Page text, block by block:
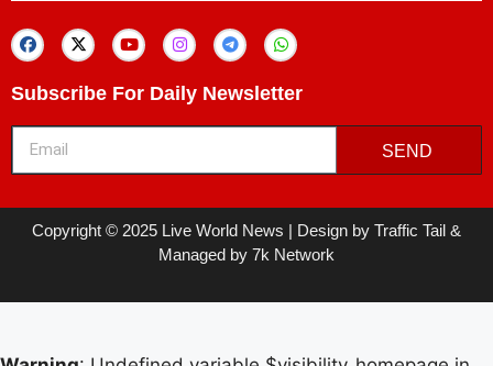
Subscribe For Daily Newsletter
SEND
Copyright © 2025 Live World News | Design by Traffic Tail &
Managed by 7k Network